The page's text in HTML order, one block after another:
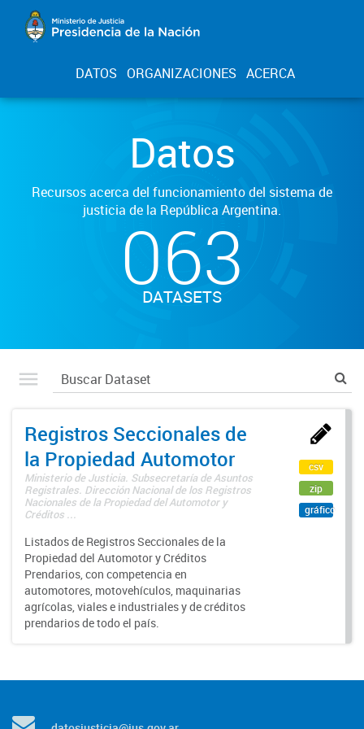
DATOS ORGANIZACIONES ACERCA
Datos
Recursos acerca del funcionamiento del sistema de
justicia de la República Argentina.
063
DATASETS
Registros Seccionales de
la Propiedad Automotor
Ministerio de Justicia. Subsecretaría de Asuntos
Registrales. Dirección Nacional de los Registros
Nacionales de la Propiedad del Automotor y
Créditos ...
Listados de Registros Seccionales de la
Propiedad del Automotor y Créditos
Prendarios, con competencia en
automotores, motovehículos, maquinarias
agrícolas, viales e industriales y de créditos
prendarios de todo el país.
csv
zip
gráfico